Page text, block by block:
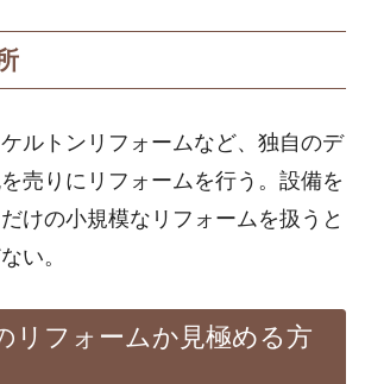
ルトンリフォームなど、独自のデ
売りにリフォームを行う。設備を
けの小規模なリフォームを扱うと
い。
リフォームか見極める方